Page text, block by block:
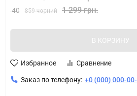
40 859 чорний 1 299 грн.
В КОРЗИНУ
Избранное Сравнение
Заказ по телефону: +0 (000) 000-